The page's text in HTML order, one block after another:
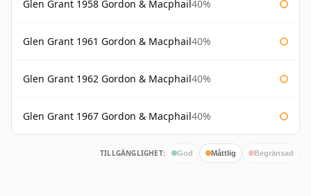
Glen Grant 1958 Gordon & Macphail40%
Glen Grant 1961 Gordon & Macphail40%
Glen Grant 1962 Gordon & Macphail40%
Glen Grant 1967 Gordon & Macphail40%
TILLGÄNGLIGHET: God Måttlig Begränsad